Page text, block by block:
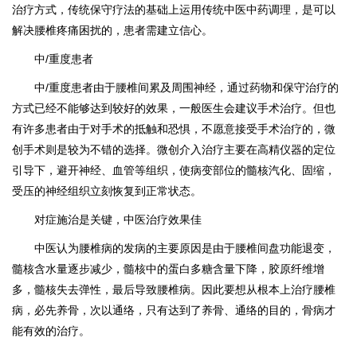
治疗方式，传统保守疗法的基础上运用传统中医中药调理，是可以
解决腰椎疼痛困扰的，患者需建立信心。
中/重度患者
中/重度患者由于腰椎间累及周围神经，通过药物和保守治疗的
方式已经不能够达到较好的效果，一般医生会建议手术治疗。但也
有许多患者由于对手术的抵触和恐惧，不愿意接受手术治疗的，微
创手术则是较为不错的选择。微创介入治疗主要在高精仪器的定位
引导下，避开神经、血管等组织，使病变部位的髓核汽化、固缩，
受压的神经组织立刻恢复到正常状态。
对症施治是关键，中医治疗效果佳
中医认为腰椎病的发病的主要原因是由于腰椎间盘功能退变，
髓核含水量逐步减少，髓核中的蛋白多糖含量下降，胶原纤维增
多，髓核失去弹性，最后导致腰椎病。因此要想从根本上治疗腰椎
病，必先养骨，次以通络，只有达到了养骨、通络的目的，骨病才
能有效的治疗。